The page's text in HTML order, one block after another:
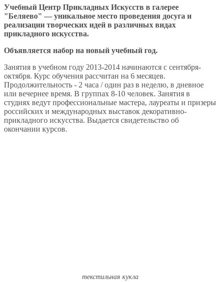
Учебный Центр Прикладных Искусств в галерее
"Беляево" — уникальное место проведения досуга и
реализации творческих идей в различных видах
прикладного искусства.
Объявляется набор на новый учебный год.
Занятия в учебном году 2013-2014 начинаются с сентября-
октября. Курс обучения рассчитан на 6 месяцев.
Продолжительность - 2 часа / один раз в неделю, в дневное
или вечернее время. В группах 8-10 человек. Занятия в
студиях ведут профессиональные мастера, лауреаты и призеры
российских и международных выставок декоративно-
прикладного искусства. Выдается свидетельство об
окончании курсов.
текстильная кукла